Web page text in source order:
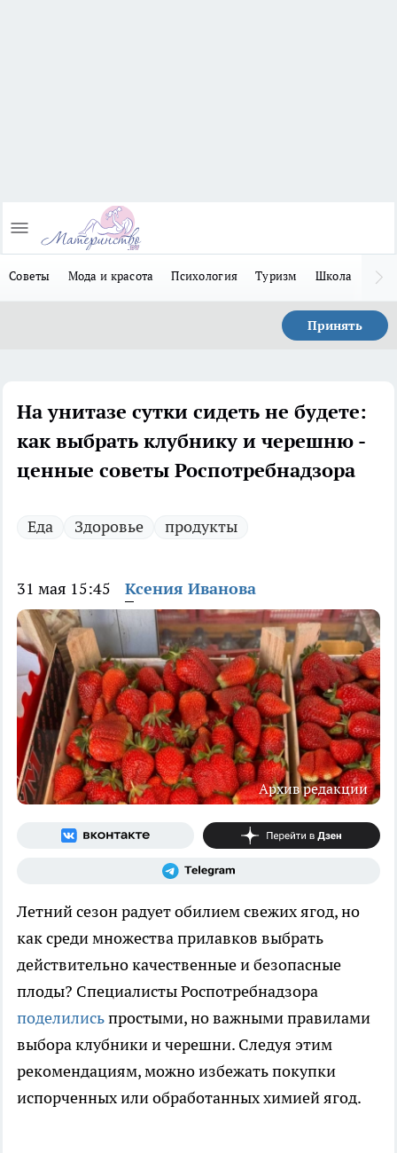
Советы Мода и красота Психология Туризм Школа
Принять
На унитазе сутки сидеть не будете:
как выбрать клубнику и черешню -
ценные советы Роспотребнадзора
Еда Здоровье продукты
31 мая 15:45 Ксения Иванова
Архив редакции
Летний сезон радует обилием свежих ягод, но
как среди множества прилавков выбрать
действительно качественные и безопасные
плоды? Специалисты Роспотребнадзора
поделилисьпростыми, но важными правилами
выбора клубники и черешни. Следуя этим
рекомендациям, можно избежать покупки
испорченных или обработанных химией ягод.